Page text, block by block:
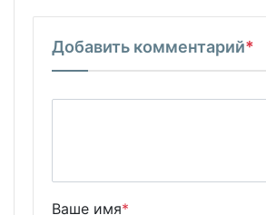
Добавить комментарий*
Ваше имя*